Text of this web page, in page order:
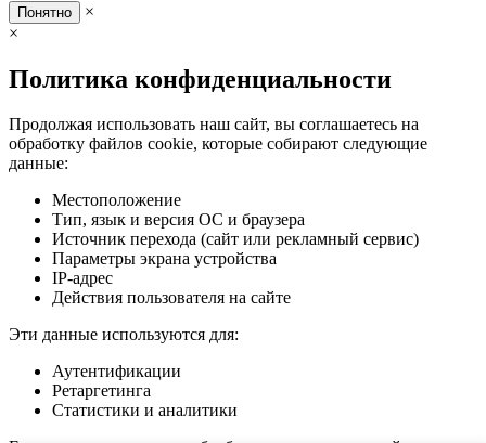
Понятно
×
×
Политика конфиденциальности
Продолжая использовать наш сайт, вы соглашаетесь на
обработку файлов cookie, которые собирают следующие
данные:
Местоположение
Тип, язык и версия ОС и браузера
Источник перехода (сайт или рекламный сервис)
Параметры экрана устройства
IP-адрес
Действия пользователя на сайте
Эти данные используются для:
Аутентификации
Ретаргетинга
Статистики и аналитики